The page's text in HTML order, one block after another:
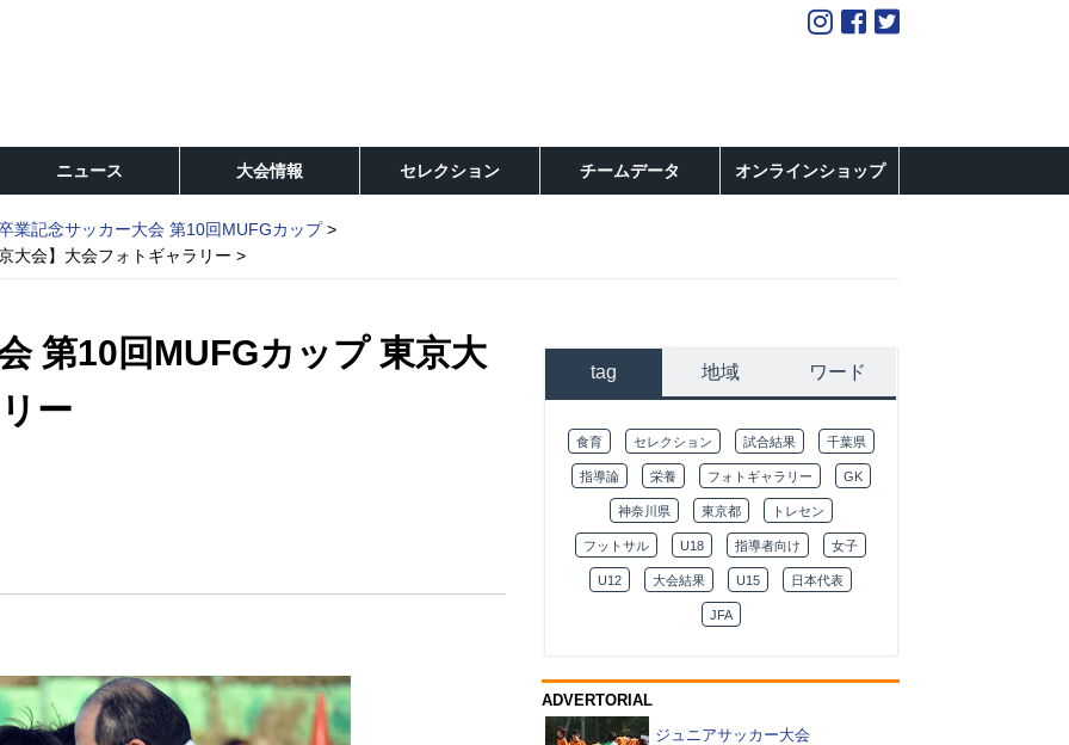
ニュース 大会情報 セレクション チームデータ オンラインショップ
業記念サッカー大会 第10回MUFGカップ
大会】大会フォトギャラリー
第10回MUFGカップ 東京大
ー
tag 地域 ワード
食育 セレクション 試合結果 千葉県
指導論 栄養 フォトギャラリー GK
神奈川県 東京都 トレセン
フットサル U18 指導者向け 女子
U12 大会結果 U15 日本代表
JFA
ADVERTORIAL
ジュニアサッカー大会